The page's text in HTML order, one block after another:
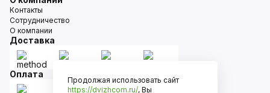
Контакты
Сотрудничество
О компании
Доставка
Оплата
Продолжая использовать сайт
https://dvizhcom.ru/, Вы